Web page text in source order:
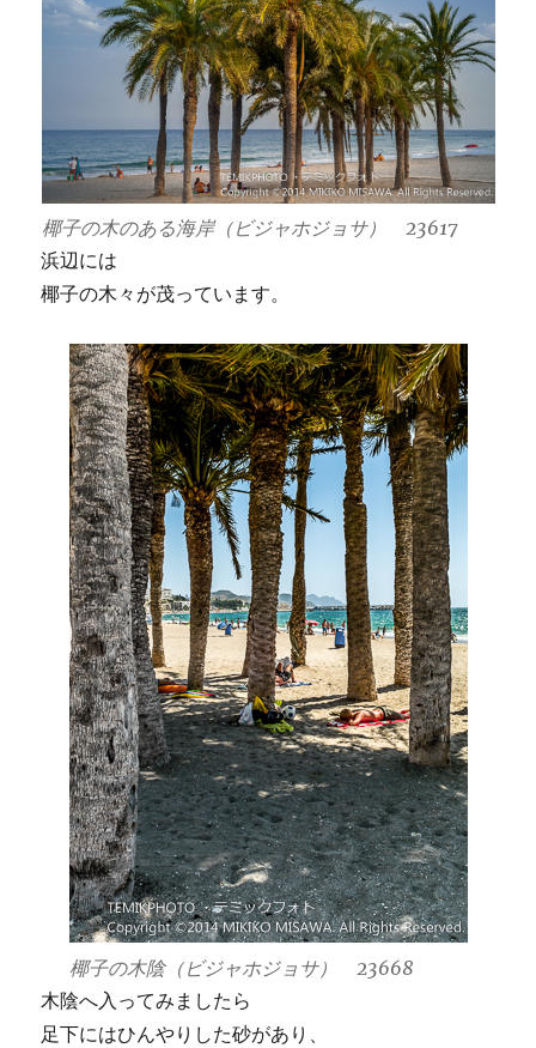
椰子の木のある海岸（ビジャホジョサ） 23617
浜辺には
椰子の木々が茂っています。
椰子の木陰（ビジャホジョサ） 23668
木陰へ入ってみましたら
足下にはひんやりした砂があり、